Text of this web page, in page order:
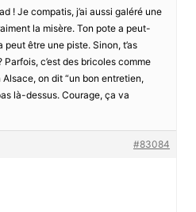
! Je compatis, j’ai aussi galéré une
la misère. Ton pote a peut-
être une piste. Sinon, t’as
c’est des bricoles comme
Alsace, on dit “un bon entretien,
là-dessus. Courage, ça va
#83084